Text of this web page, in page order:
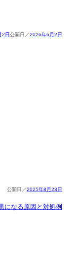
2日 2026年6月2日
2025年8月23日
になる原因と対処例